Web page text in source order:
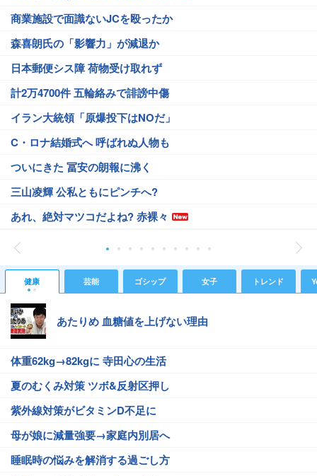
商業施設で面識ないJCを殴ったか
森喜朗氏の「影響力」が減退か
日本郵便シス障 荷物受け取れず
計2万4700件 五輪絡みで誹謗中傷
イラン大統領「原爆投下はNOだ」
C・ロナ結婚式へ 呼ばれぬ人物も
ついにきた 冨安の朗報に沸く
三山凌輝 公私ともにピンチへ?
あれ、絶対マツコだよね? 赤裸々
健康 芸能 ゴシップ 女子 トレンド
あたりめ 血糖値を上げない理由
体重62kg→82kgに 寺田心の生活
夏のむくみ対策 ツボ&反射区押し
紫外線対策がビタミンD不足に
母が娘に減量強要→家庭内別居へ
睡眠時の悩みを解消する過ごし方